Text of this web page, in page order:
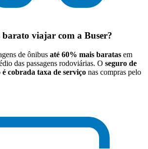
barato viajar com a Buser?
de ônibus até 60% mais baratas em
das passagens rodoviárias. O seguro de
cobrada taxa de serviço nas compras pelo